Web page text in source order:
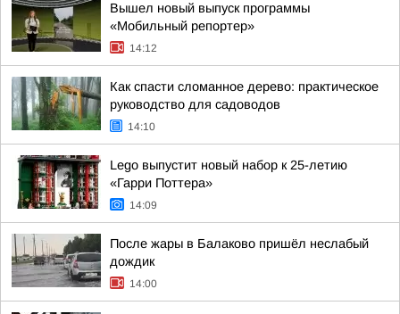
Вышел новый выпуск программы
«Мобильный репортер»
14:12
Как спасти сломанное дерево: практическое
руководство для садоводов
14:10
Lego выпустит новый набор к 25-летию
«Гарри Поттера»
14:09
После жары в Балаково пришёл неслабый
дождик
14:00